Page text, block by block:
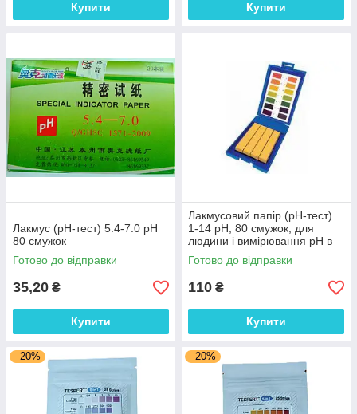
Купити Купити
Лакмус (рН-тест) 5.4-7.0 pH
80 смужок
Готово до відправки
35,20 ₴
Купити
Лакмусовий папір (рН-тест)
1-14 рН, 80 смужок, для
людини і вимірювання рН в
косметиці
Готово до відправки
110 ₴
Купити
–20% –20%